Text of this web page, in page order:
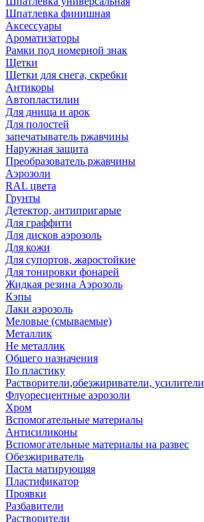
Шпатлевка финишная
Аксессуары
Ароматизаторы
Рамки под номерной знак
Щетки
Щетки для снега, скребки
Антикоры
Автопластилин
Для днища и арок
Для полостей
запечатыватель ржавчины
Наружная защита
Преобразователь ржавчины
Аэрозоли
RAL цвета
Грунты
Детектор, антипригарые
Для граффити
Для дисков аэрозоль
Для кожи
Для супортов, жаростойкие
Для тонировки фонарей
Жидкая резина Аэрозоль
Кэпы
Лаки аэрозоль
Меловые (смываемые)
Металлик
Не металлик
Общего назначения
По пластику
Растворители,обезжириватели, усилители
Флуоресцентные аэрозоли
Хром
Вспомогательные материалы
Антисиликоны
Вспомогательные материалы на развес
Обезжириватель
Паста матирующяя
Пластификатор
Проявки
Разбавители
Растворители